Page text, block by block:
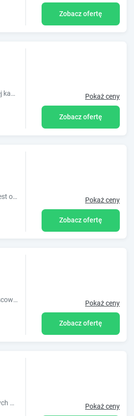
Zobacz ofertę
KADM Apartament znajduję się na wysokim parterze modernistycznej kamienicy z lat 30 tych XX wieku w centrum Sosnowca. Obiekt, o powierzchni 65 m2, z.. Pokaż ceny
Zobacz ofertę
Obiekt Ali 2 oferuje bezpłatne Wi-Fi oraz widok na miasto. Położony jest on w miejscowości Sosnowiec. Odległość ważnych miejsc od obiektu: Uni Pokaż ceny
Zobacz ofertę
Obiekty Apartamenty Europa mieszczą się w budynkach miast i miejscowości Zagłębia Dąbrowskiego, zarówno tych nowych i nowoczesnych jak i tych, któryc. Pokaż ceny
Zobacz ofertę
Obiekt Loft znajduje się w miejscowości Sosnowiec. Odległość ważnych miejsc od obiektu: Uniwersytet Śląski ? 12 km, Spodek ? 12 km, Dworze Pokaż ceny